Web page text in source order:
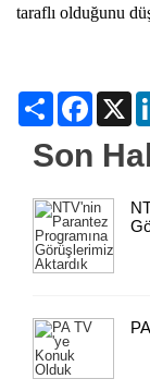
taraflı olduğunu
Share Facebook
X
Son